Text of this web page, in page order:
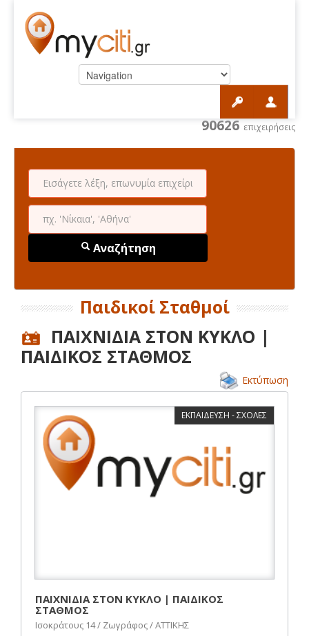
90626 επιχειρήσεις
Αναζήτηση
Παιδικοί Σταθμοί
ΠΑΙΧΝΙΔΙΑ ΣΤΟΝ ΚΥΚΛΟ |
ΠΑΙΔΙΚΟΣ ΣΤΑΘΜΟΣ
Εκτύπωση
ΕΚΠΑΙΔΕΥΣΗ - ΣΧΟΛΕΣ
ΠΑΙΧΝΙΔΙΑ ΣΤΟΝ ΚΥΚΛΟ | ΠΑΙΔΙΚΟΣ
ΣΤΑΘΜΟΣ
Ισοκράτους 14 / Ζωγράφος / ΑΤΤΙΚΗΣ